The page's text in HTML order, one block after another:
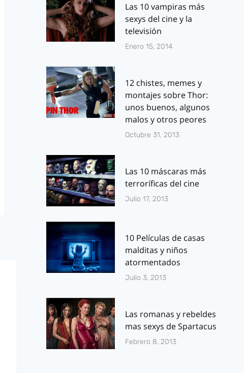
Impresionante
tráiler de Final
Fantasy XIV: A
PorJ.J. González Haro
enero 10, 2013
semanal
Las 10 vampiras más
sexys del cine y la
televisión
Enero 15, 2014
12 chistes, memes y
montajes sobre Thor:
unos buenos, algunos
malos y otros peores
Octubre 31, 2013
Las 10 máscaras más
terroríficas del cine
Julio 17, 2013
10 Películas de casas
malditas y niños
atormentados
Julio 3, 2013
Las romanas y rebeldes
mas sexys de Spartacus
Febrero 8, 2013